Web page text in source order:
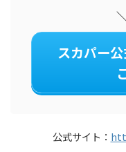
スカパー
公式サイト：